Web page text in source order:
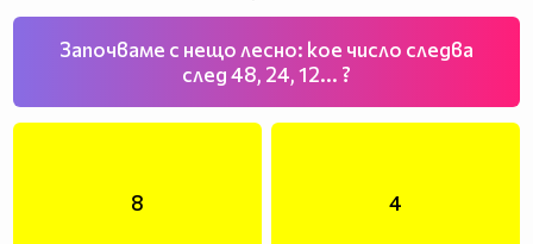
Започваме с нещо лесно: кое число следва
след 48, 24, 12... ?
8 4